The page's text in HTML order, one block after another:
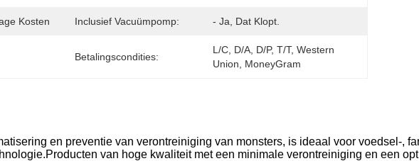
Kosten Inclusief Vacuümpomp: - Ja, Dat Klopt.
Betalingscondities:
L/C, D/A, D/P, T/T, Western
Union, MoneyGram
en preventie van verontreiniging van monsters, is ideaal voor voedsel-,
van hoge kwaliteit met een minimale verontreiniging en een